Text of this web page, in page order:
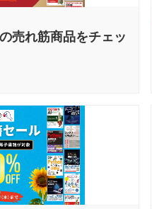
売れ筋商品をチェッ